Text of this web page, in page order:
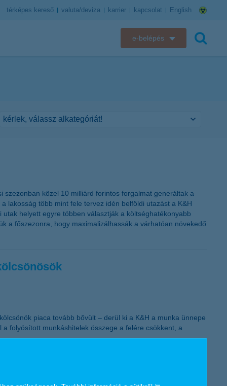
térképes kereső valuta/deviza karrier kapcsolat English
e-belépés
K&H e-kártyafelület
közel 10 milliárd forintos forgalmat generáltak a
lakosság több mint fele tervez idén belföldi utazást a K&H
helyett egyre többen választják a költséghatékonyabb
a főszezonra, hogy maximalizálhassák a várhatóan növekedő
piaca tovább bővült – derül ki a K&H a munka ünnepe
folyósított munkáshitelek összege a felére csökkent, a